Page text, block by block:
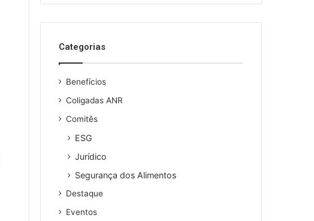
s
u
e
e
a
Categorias
Benefícios
Coligadas ANR
Comitês
ESG
Jurídico
Segurança dos Alimentos
Destaque
Eventos